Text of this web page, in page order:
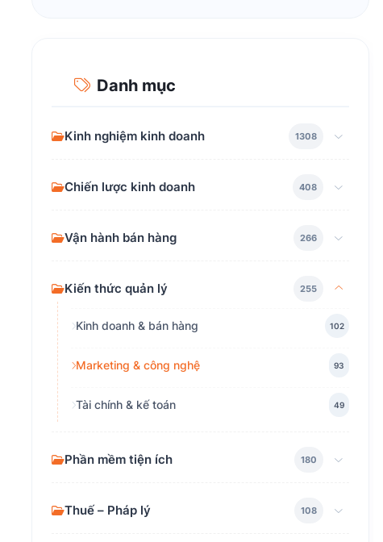
Danh mục
Kinh nghiệm kinh doanh 1308
Chiến lược kinh doanh 408
Vận hành bán hàng 266
Kiến thức quản lý 255
Kinh doanh & bán hàng 102
Marketing & công nghệ 93
Tài chính & kế toán 49
Phần mềm tiện ích 180
Thuế – Pháp lý 108